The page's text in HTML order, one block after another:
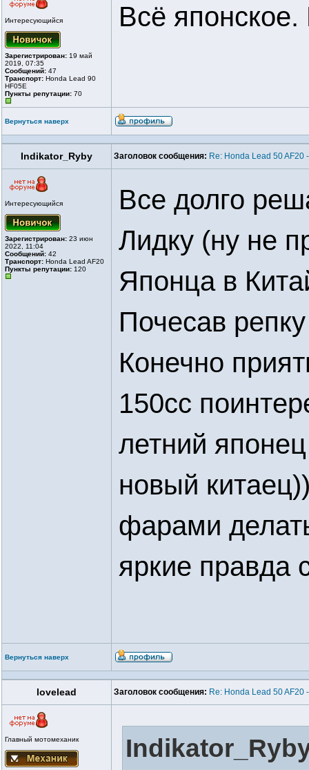
Интересующийся
Зарегистрирован: 19 май
2019, 07:35
Сообщений: 47
Транспорт: Honda Lead 90
HF05E
Пункты репутации: 70
Всё
Вернуться наверх
Indikator_Ryby Заголовок сообщения: Re: Honda Lead 50
Интересующийся
Зарегистрирован: 23 июн
2022, 11:04
Сообщений: 42
Транспорт: Honda Lead AF20
Пункты репутации: 120
Все долго
Лидку (ну не
Японца в
Почесав
Конечно
150сс
летний
новый
фарами
яркие правда
Вернуться наверх
lovelead Заголовок сообщения: Re: Honda Lead 50
Главный мотомеханик